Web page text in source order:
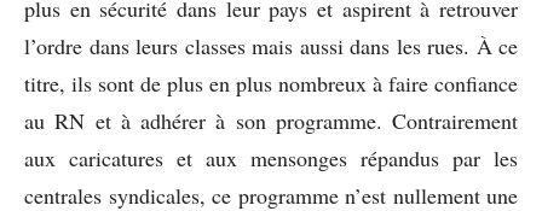
plus en sécurité dans leur pays et aspirent à retrouver
l’ordre dans leurs classes mais aussi dans les rues. À ce
titre, ils sont de plus en plus nombreux à faire confiance
au RN et à adhérer à son programme. Contrairement
aux caricatures et aux mensonges répandus par les
centrales syndicales, ce programme n’est nullement une